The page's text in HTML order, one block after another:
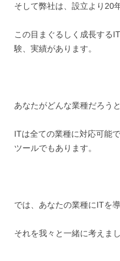
そして弊社は、設立より20
この目まぐるしく成長する
験、実績があります。
あなたがどんな業種だろう
ITは全ての業種に対応可能
ツールでもあります。
では、あなたの業種にITを
それを我々と一緒に考えま